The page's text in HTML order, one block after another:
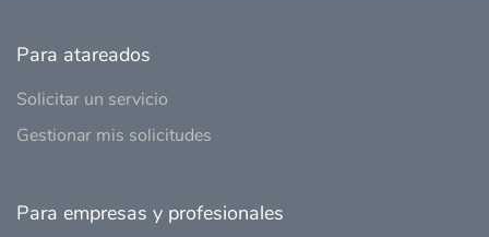
Para atareados
Solicitar un servicio
Gestionar mis solicitudes
Para empresas y profesionales